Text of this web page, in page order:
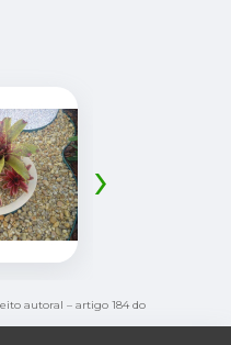
›
autoral – artigo 184 do